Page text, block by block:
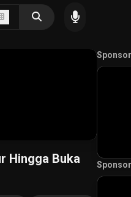
Hingga Buka
Sponsor
Sponsor